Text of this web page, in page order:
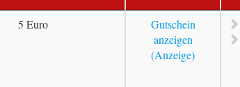
5 Euro
Gutschein
anzeigen